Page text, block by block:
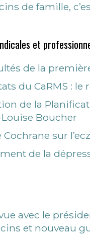
de famille,
et
de la
du CaRMS : le
de la
Boucher
Cochrane sur
de la
avec le
et nouveau